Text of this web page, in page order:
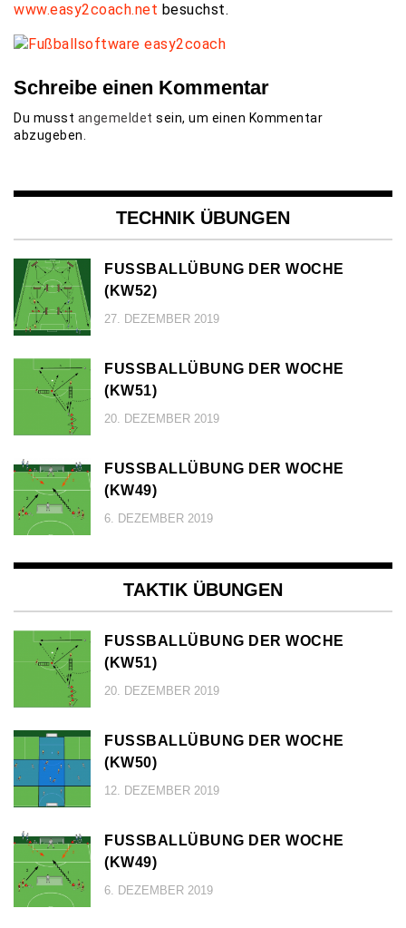
www.easy2coach.net besuchst.
Schreibe einen Kommentar
Du musst angemeldet sein, um einen Kommentar
abzugeben.
TECHNIK ÜBUNGEN
FUSSBALLÜBUNG DER WOCHE (
KW52)
27. DEZEMBER 2019
FUSSBALLÜBUNG DER WOCHE (
KW51)
20. DEZEMBER 2019
FUSSBALLÜBUNG DER WOCHE (
KW49)
6. DEZEMBER 2019
TAKTIK ÜBUNGEN
FUSSBALLÜBUNG DER WOCHE (
KW51)
20. DEZEMBER 2019
FUSSBALLÜBUNG DER WOCHE (
KW50)
12. DEZEMBER 2019
FUSSBALLÜBUNG DER WOCHE (
KW49)
6. DEZEMBER 2019